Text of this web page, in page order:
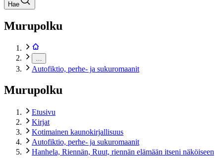
Hae
Murupolku
Autofiktio, perhe- ja sukuromaanit
Murupolku
Etusivu
Kirjat
Kotimainen kaunokirjallisuus
Autofiktio, perhe- ja sukuromaanit
Hanhela, Riennän, Ruut, riennän elämään itseni näköiseen